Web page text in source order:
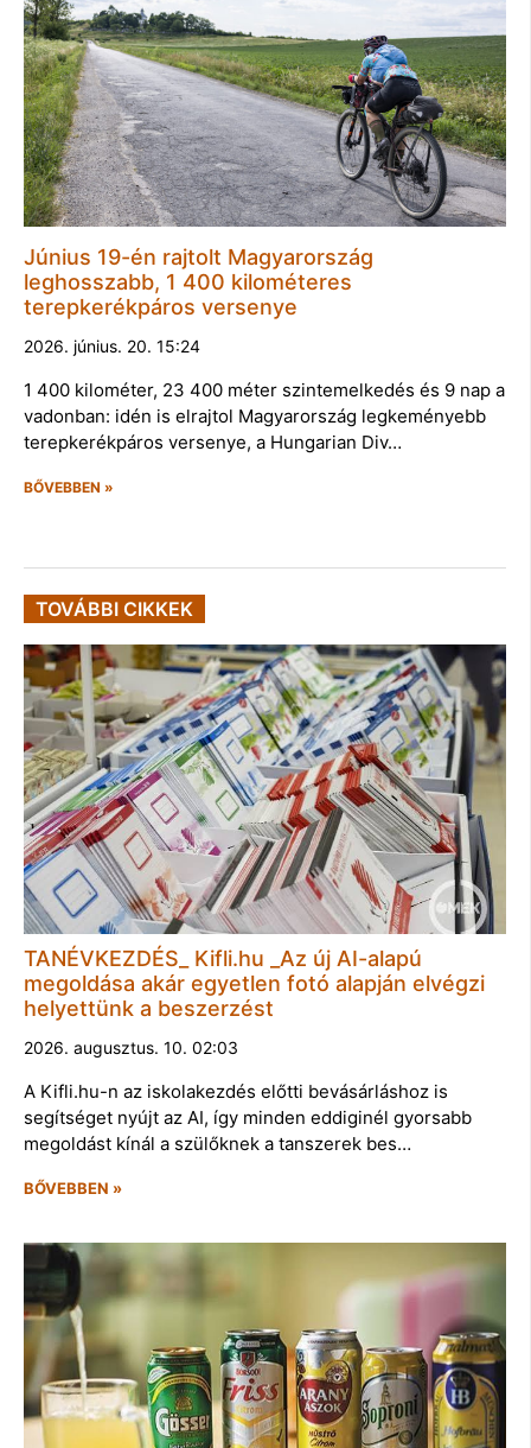
Június 19-én rajtolt Magyarország
leghosszabb, 1 400 kilométeres
terepkerékpáros versenye
2026. június. 20. 15:24
1 400 kilométer, 23 400 méter szintemelkedés és 9 nap a
vadonban: idén is elrajtol Magyarország legkeményebb
terepkerékpáros versenye, a Hungarian Div…
BŐVEBBEN »
TOVÁBBI CIKKEK
TANÉVKEZDÉS_ Kifli.hu _Az új AI-alapú
megoldása akár egyetlen fotó alapján elvégzi
helyettünk a beszerzést
2026. augusztus. 10. 02:03
A Kifli.hu-n az iskolakezdés előtti bevásárláshoz is
segítséget nyújt az AI, így minden eddiginél gyorsabb
megoldást kínál a szülőknek a tanszerek bes…
BŐVEBBEN »